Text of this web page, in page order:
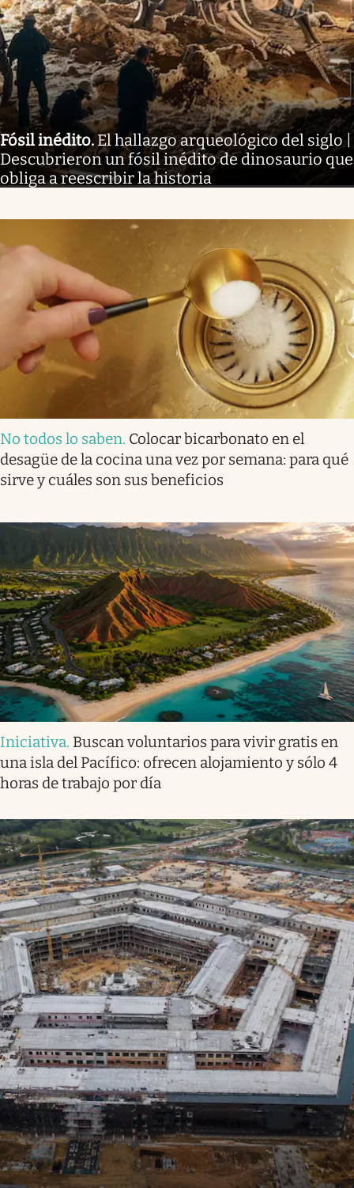
Fósil inédito. El hallazgo arqueológico del siglo |
Descubrieron un fósil inédito de dinosaurio que
obliga a reescribir la historia
No todos lo saben. Colocar bicarbonato en el
desagüe de la cocina una vez por semana: para qué
sirve y cuáles son sus beneficios
Iniciativa. Buscan voluntarios para vivir gratis en
una isla del Pacífico: ofrecen alojamiento y sólo 4
horas de trabajo por día